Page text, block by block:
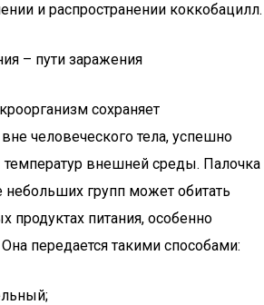
и распространении коккобацилл.
– пути заражения
сохраняет
человеческого тела, успешно
внешней среды. Палочка
групп может обитать
продуктах питания, особенно
передается такими способами: